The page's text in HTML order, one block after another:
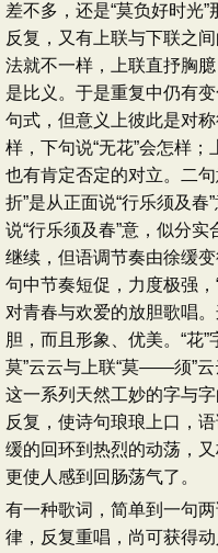
差不多，还是“莫负好时光
反复，又有上联与下联之
法就不一样，上联直抒胸
是比义。于是重复中仍有
句式，但意义上彼此是对
样，下句说“无花”会怎样；
也有肯定否定的对立。二
折”是从正面说“行乐须及春
说“行乐须及春”意，似分实
继续，但语调节奏由徐缓
句中节奏短促，力度极强，
对青春与欢爱的放胆歌唱
胆，而且形象、优美。“花
莫”云云与上联“莫——须”云
这一系列天然工妙的字与
反复，使诗句琅琅上口，
缓的回环到热烈的动荡，
更使人感到回肠荡气了。
有一种歌词，简单到一句
律，反复重唱，尚可获得